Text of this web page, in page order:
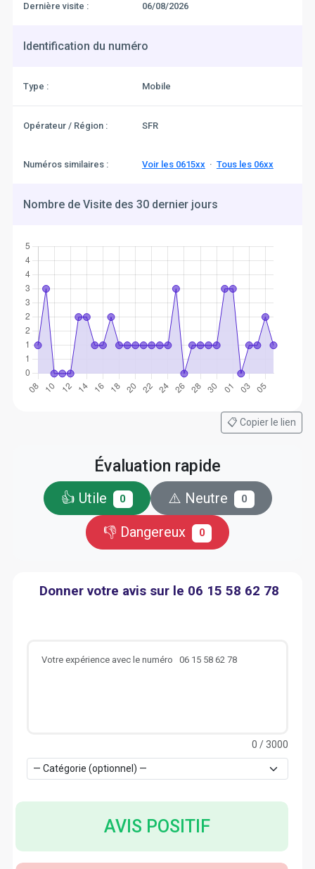
Dernière visite : 06/08/2026
Identification du numéro
Type : Mobile
Opérateur / Région : SFR
Numéros similaires : Voir les 0615xx· Tous les 06xx
Nombre de Visite des 30 dernier jours
📋 Copier le lien
Évaluation rapide
👍 Utile 0 ⚠️ Neutre 0
👎 Dangereux 0
Donner votre avis sur le 06 15 58 62 78
0 / 3000
AVIS POSITIF